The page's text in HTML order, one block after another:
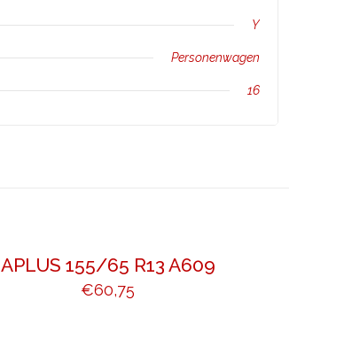
Y
Personenwagen
16
APLUS 155/65 R13 A609
€60,75